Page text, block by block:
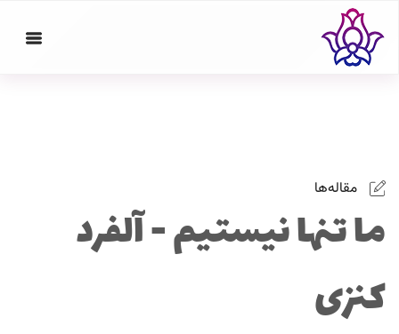
مقاله‌ها
ما تنها نیستیم - آلفرد
کنزی